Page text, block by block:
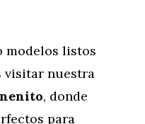
modelos listos
visitar nuestra
, donde
para